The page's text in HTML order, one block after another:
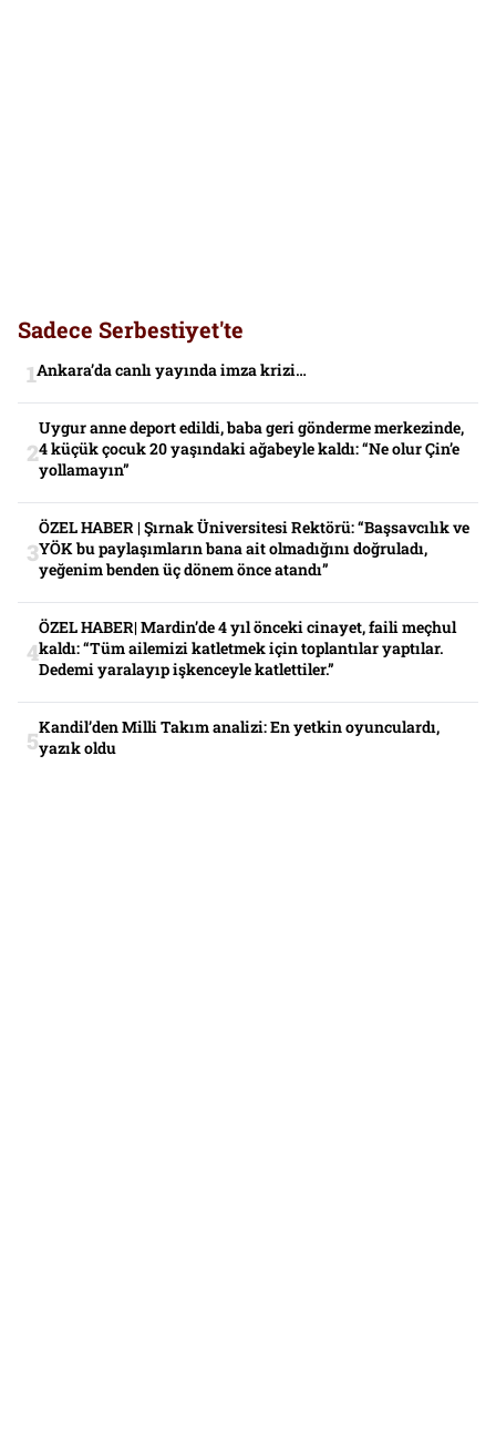
Sadece Serbestiyet'te
Ankara’da canlı yayında imza krizi…
Uygur anne deport edildi, baba geri gönderme merkezinde,
4 küçük çocuk 20 yaşındaki ağabeyle kaldı: “Ne olur Çin’e
yollamayın”
ÖZEL HABER | Şırnak Üniversitesi Rektörü: “Başsavcılık ve
YÖK bu paylaşımların bana ait olmadığını doğruladı,
yeğenim benden üç dönem önce atandı”
ÖZEL HABER| Mardin’de 4 yıl önceki cinayet, faili meçhul
kaldı: “Tüm ailemizi katletmek için toplantılar yaptılar.
Dedemi yaralayıp işkenceyle katlettiler.”
Kandil’den Milli Takım analizi: En yetkin oyunculardı,
yazık oldu